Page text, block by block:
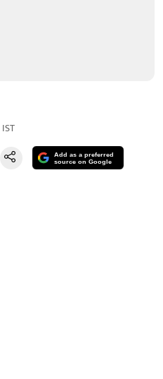
IST
Add as a preferred
source on Google